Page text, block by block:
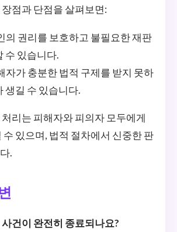
점과 단점을 살펴보면:
의 권리를 보호하고 불필요한 재판
수 있습니다.
자가 충분한 법적 구제를 받지 못하
생길 수 있습니다.
리는 피해자와 피의자 모두에게
수 있으며, 법적 절차에서 신중한 판
.
건이 완전히 종료되나요?